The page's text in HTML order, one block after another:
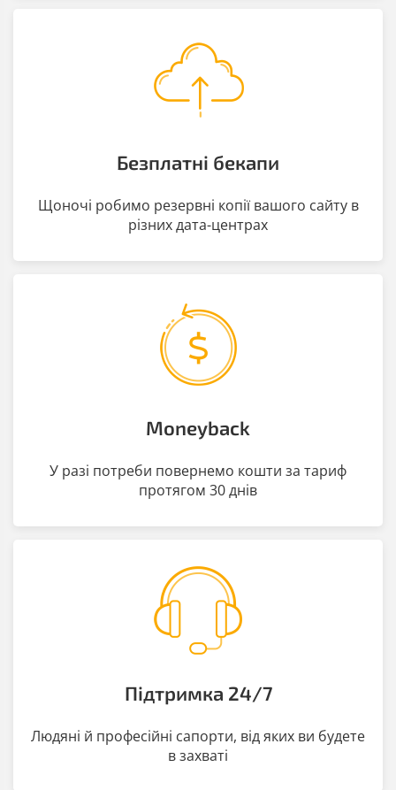
Безплатні бекапи
Щоночі робимо резервні копії вашого сайту в
різних дата-центрах
Moneyback
У разі потреби повернемо кошти за тариф
протягом 30 днів
Підтримка 24/7
Людяні й професійні сапорти, від яких ви будете
в захваті